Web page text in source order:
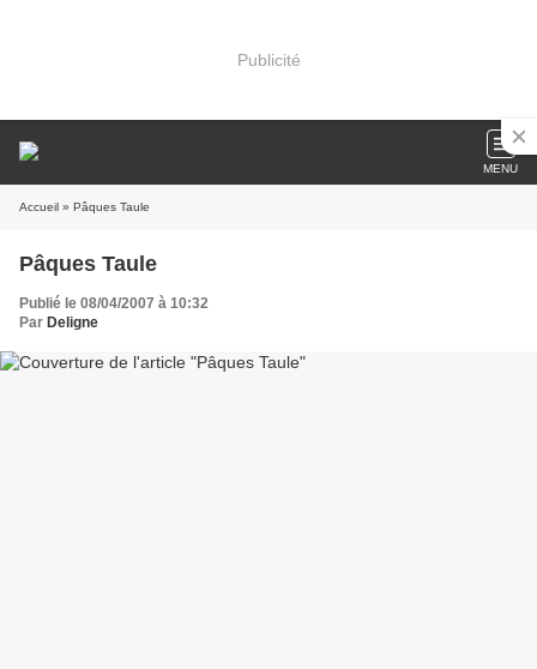
Publicité
MENU
Accueil » Pâques Taule
Pâques Taule
Publié le 08/04/2007 à 10:32
Par Deligne